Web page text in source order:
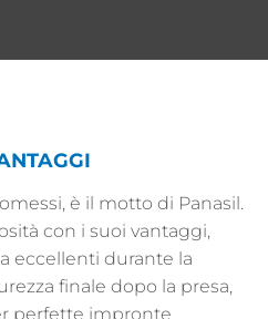
è il motto di Panasil.
con i suoi vantaggi,
eccellenti durante la
finale dopo la presa,
perfette impronte